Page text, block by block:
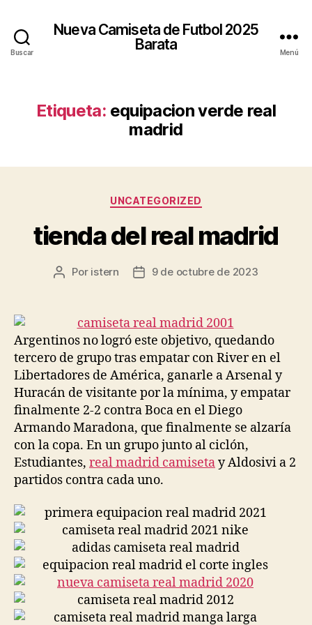
Buscar
Nueva Camiseta de Futbol 2025
Barata
Menú
Etiqueta: equipacion verde real
madrid
Categorías
UNCATEGORIZED
tienda del real madrid
Autor
entrada
Por istern
Fecha
entrada
9 de octubre de 2023
Argentinos no logró este objetivo, quedando
tercero de grupo tras empatar con River en el
Libertadores de América, ganarle a Arsenal y
Huracán de visitante por la mínima, y empatar
finalmente 2-2 contra Boca en el Diego
Armando Maradona, que finalmente se alzaría
con la copa. En un grupo junto al ciclón,
Estudiantes, real madrid camisetay Aldosivi a 2
partidos contra cada uno.